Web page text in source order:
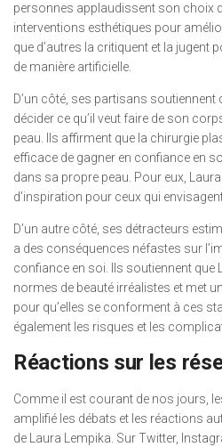
personnes applaudissent son choix
interventions esthétiques pour
que d’autres la critiquent et la
de manière artificielle.
D’un côté, ses partisans soutiennent
décider ce qu’il veut faire de son
peau. Ils affirment que la chirurgie
efficace de gagner en confiance en
dans sa propre peau. Pour eux,
d’inspiration pour ceux qui
D’un autre côté, ses détracteurs
a des conséquences néfastes sur
confiance en soi. Ils soutiennent que
normes de beauté irréalistes et met
pour qu’elles se conforment à ces
également les risques et les
Réactions sur les
Comme il est courant de nos jours,
amplifié les débats et les réactions
de Laura Lempika. Sur Twitter,